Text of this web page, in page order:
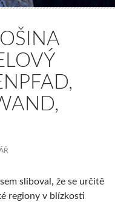
sliboval, že se určitě
regiony v blízkosti